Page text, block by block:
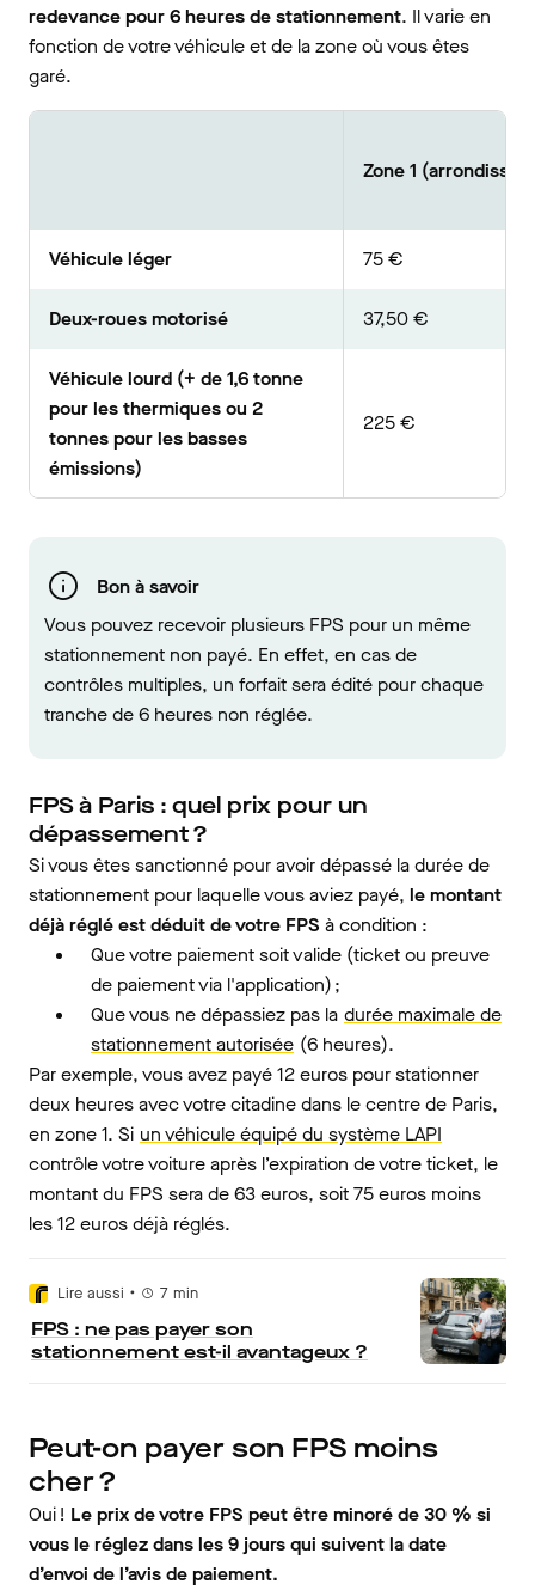
redevance pour 6 heures de stationnement. Il varie en
fonction de votre véhicule et de la zone où vous êtes
garé.
Zone 1
Véhicule léger 75 €
Deux-roues motorisé 37,50 €
Véhicule lourd (+ de 1,6 tonne
pour les thermiques ou 2
tonnes pour les basses
émissions)
225 €
Bon à savoir
Vous pouvez recevoir plusieurs FPS pour un même
stationnement non payé. En effet, en cas de
contrôles multiples, un forfait sera édité pour chaque
tranche de 6 heures non réglée.
FPS à Paris : quel prix pour un
dépassement ?
Si vous êtes sanctionné pour avoir dépassé la durée de
stationnement pour laquelle vous aviez payé, le montant
déjà réglé est déduit de votre FPS à condition :
Que votre paiement soit valide (ticket ou preuve
de paiement via l'application) ;
Que vous ne dépassiez pas la durée maximale de
stationnement autorisée (6 heures).
Par exemple, vous avez payé 12 euros pour stationner
deux heures avec votre citadine dans le centre de Paris,
en zone 1. Si un véhicule équipé du système LAPI
contrôle votre voiture après l’expiration de votre ticket, le
montant du FPS sera de 63 euros, soit 75 euros moins
les 12 euros déjà réglés.
Lire aussi • 7 min
FPS : ne pas payer son
stationnement est-il avantageux ?
Peut-on payer son FPS moins
cher ?
Oui ! Le prix de votre FPS peut être minoré de 30 % si
vous le réglez dans les 9 jours qui suivent la date
d’envoi de l’avis de paiement.